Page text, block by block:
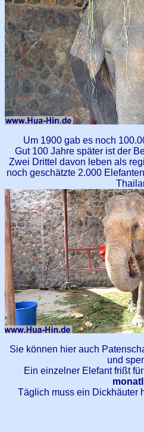
Um 1900 gab es noch
Gut 100 Jahre später ist der
Zwei Drittel davon leben als
noch geschätzte 2.000
Sie können hier auch
und
Ein einzelner Elefant frißt
Täglich muss ein Dickhäuter